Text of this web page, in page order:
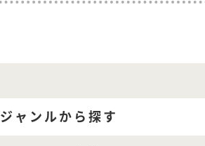
ジャンルから探す